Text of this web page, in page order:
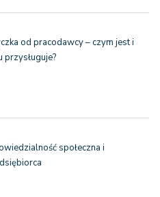
od pracodawcy – czym jest i
przysługuje?
społeczna i